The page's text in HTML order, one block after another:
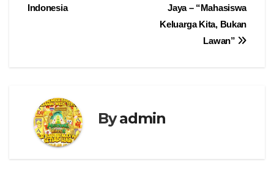
Jaya – “Mahasiswa
Keluarga Kita, Bukan
Lawan”
Indonesia
Byadmin